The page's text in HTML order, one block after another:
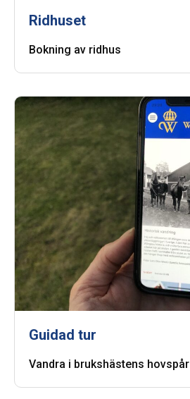
Ridhuset
Bokning av ridhus
Guidad tur
Vandra i brukshästens hovspår